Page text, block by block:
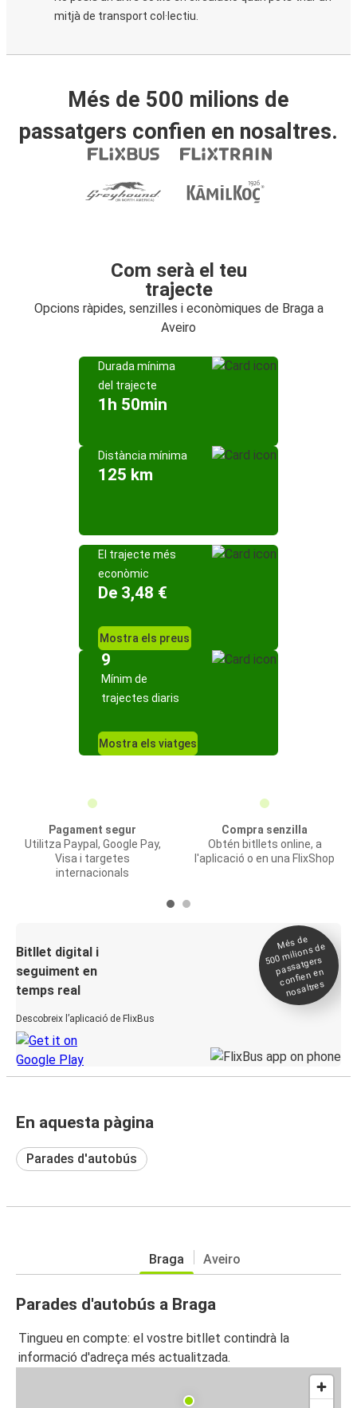
mitjà de transport col·lectiu.
Més de 500 milions de
passatgers confien en nosaltres.
Com serà el teu
trajecte
Opcions ràpides, senzilles i econòmiques de Braga a
Aveiro
Durada mínima
del trajecte
1h 50min
Distància mínima
125 km
El trajecte més
econòmic
De 3,48 €
Mostra els preus
9
Mínim de
trajectes diaris
Mostra els viatges
Pagament segur
Utilitza Paypal, Google Pay,
Visa i targetes
internacionals
Compra senzilla
Obtén bitllets online, a
l'aplicació o en una FlixShop
Bitllet digital i
seguiment en
temps real
Descobreix l’aplicació de FlixBus
Més de
500
milions de
passatgers
confien en
nosaltres
En aquesta pàgina
Parades d'autobús
Braga Aveiro
Parades d'autobús a Braga
Tingueu en compte: el vostre bitllet contindrà la
informació d'adreça més actualitzada.